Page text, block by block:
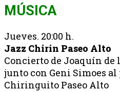
MÚSICA
Jueves. 20:00 h.
Jazz Chirin Paseo Alto
Concierto de Joaquín de
junto con Geni Simoes
Chiringuito Paseo Alto